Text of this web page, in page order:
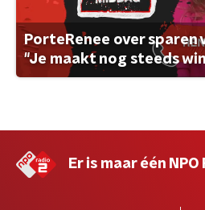
PorteRenee over sparen
"Je maakt nog steeds
Er is maar één NPO